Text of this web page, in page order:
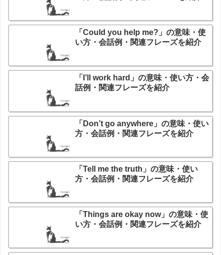
「Could you help me?」の意味・使
い方・会話例・関連フレーズを紹介
「I’ll work hard」の意味・使い方・会
話例・関連フレーズを紹介
「Don’t go anywhere」の意味・使い
方・会話例・関連フレーズを紹介
「Tell me the truth」の意味・使い
方・会話例・関連フレーズを紹介
「Things are okay now」の意味・使
い方・会話例・関連フレーズを紹介